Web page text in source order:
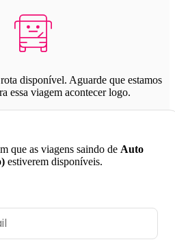
disponível. Aguarde que estamos
essa viagem acontecer logo.
que as viagens saindo de Auto
estiverem disponíveis.